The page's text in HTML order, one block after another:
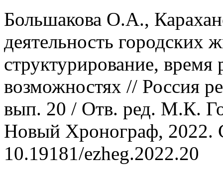
Большакова О.А.,
деятельность городских
структурирование, время
возможностях // Россия
вып. 20 / Отв. ред. М.К.
Новый Хронограф, 2022.
10.19181/ezheg.2022.20